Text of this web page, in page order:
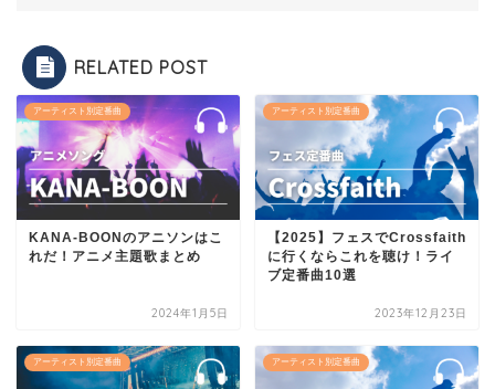
RELATED POST
アーティスト別定番曲
KANA-BOONのアニソンはこ
れだ！アニメ主題歌まとめ
2024年1月5日
アーティスト別定番曲
【2025】フェスでCrossfaith
に行くならこれを聴け！ライ
ブ定番曲10選
2023年12月23日
アーティスト別定番曲 アーティスト別定番曲